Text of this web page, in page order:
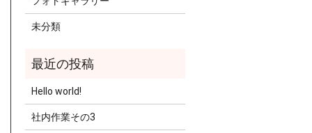
未分類
Hello world!
社内作業その3